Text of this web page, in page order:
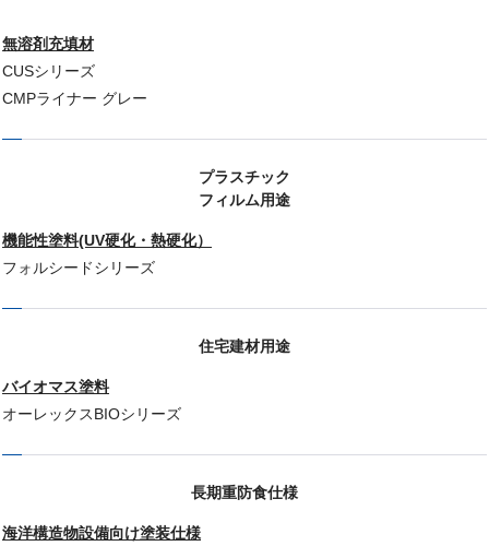
無溶剤充填材
CUSシリーズ
CMPライナー グレー
プラスチック
フィルム用途
機能性塗料(UV硬化・熱硬化）
フォルシードシリーズ
住宅建材用途
バイオマス塗料
オーレックスBIOシリーズ
長期重防食仕様
海洋構造物設備向け塗装仕様